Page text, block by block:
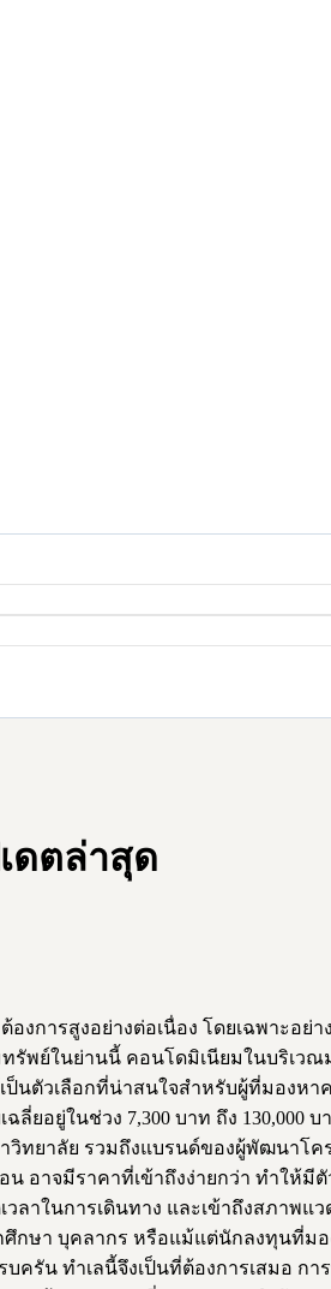
ดตล่าสุด
การสูงอย่างต่อเนื่อง โดยเฉพาะอ
พย์ในย่านนี้ คอนโดมิเนียมในบริเว
ตัวเลือกที่น่าสนใจสำหรับผู้ที่มองห
ยอยู่ในช่วง 7,300 บาท ถึง
ทยาลัย รวมถึงแบรนด์ของผู้พัฒนาโ
อาจมีราคาที่เข้าถึงง่ายกว่า ทำให้
าในการเดินทาง และเข้าถึงสภาพแ
ษา บุคลากร หรือแม้แต่นักลงทุนที่ม
ครัน ทำเลนี้จึงเป็นที่ต้องการเสมอ